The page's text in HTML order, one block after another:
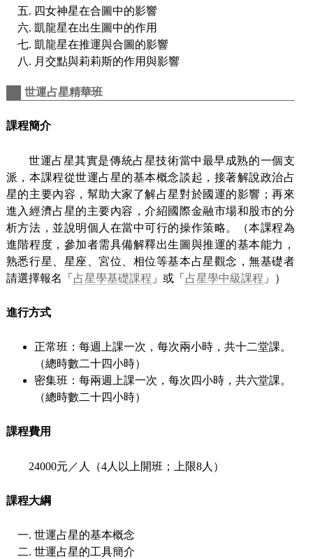
四女神星在合圖中的影響
凱龍星在出生圖中的作用
凱龍星在推運與合圖的影響
月交點與莉莉斯的作用與影響
世運占星精華班
課程簡介
世運占星其實是傳統占星技術當中最早成熟的一個支
派，本課程從世運占星的基本概念談起，接著解說政治占
星的主要內容，幫助大家了解占星對於國運的影響；再來
進入經濟占星的主要內容，介紹國際金融市場和股市的分
析方法，並說明個人在當中可行的操作策略。（本課程為
進階程度，參加者需具備解釋出生圖與推運的基本能力，
熟悉行星、星座、宮位、相位等基本占星觀念，無基礎者
請選擇報名「 占星學基礎課程 」或「 占星學中級課程 」）
進行方式
正常班：每週上課一次，每次兩小時，共十二堂課。
（總時數二十四小時）
密集班：每兩週上課一次，每次四小時，共六堂課。
（總時數二十四小時）
課程費用
24000元／人（4人以上開班；上限8人）
課程大綱
世運占星的基本概念
世運占星的工具簡介